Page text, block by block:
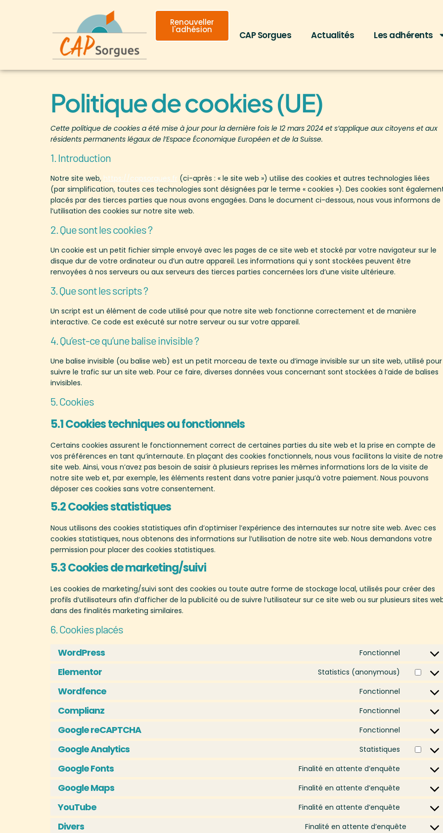
Renouveller
l'adhésion CAP Sorgues Actualités Les adhérents
Politique de cookies (UE)
Cette politique de cookies a été mise à jour pour la dernière fois le 12 mars 2024 et s’applique aux citoyens et aux
résidents permanents légaux de l’Espace Économique Européen et de la Suisse.
1. Introduction
Notre site web, https://capsorgues.fr (ci-après : « le site web ») utilise des cookies et autres technologies liées
(par simplification, toutes ces technologies sont désignées par le terme « cookies »). Des cookies sont
placés par des tierces parties que nous avons engagées. Dans le document ci-dessous, nous vous informons de
l’utilisation des cookies sur notre site web.
2. Que sont les cookies ?
Un cookie est un petit fichier simple envoyé avec les pages de ce site web et stocké par votre navigateur sur le
disque dur de votre ordinateur ou d’un autre appareil. Les informations qui y sont stockées peuvent être
renvoyées à nos serveurs ou aux serveurs des tierces parties concernées lors d’une visite ultérieure.
3. Que sont les scripts ?
Un script est un élément de code utilisé pour que notre site web fonctionne correctement et de manière
interactive. Ce code est exécuté sur notre serveur ou sur votre appareil.
4. Qu’est-ce qu’une balise invisible ?
Une balise invisible (ou balise web) est un petit morceau de texte ou d’image invisible sur un site web, utilisé pour
suivre le trafic sur un site web. Pour ce faire, diverses données vous concernant sont stockées à l’aide de balises
invisibles.
5. Cookies
5.1 Cookies techniques ou fonctionnels
Certains cookies assurent le fonctionnement correct de certaines parties du site web et la prise en compte de
vos préférences en tant qu’internaute. En plaçant des cookies fonctionnels, nous vous facilitons la visite de notre
site web. Ainsi, vous n’avez pas besoin de saisir à plusieurs reprises les mêmes informations lors de la visite de
notre site web et, par exemple, les éléments restent dans votre panier jusqu’à votre paiement. Nous pouvons
déposer ces cookies sans votre consentement.
5.2 Cookies statistiques
Nous utilisons des cookies statistiques afin d’optimiser l’expérience des internautes sur notre site web. Avec ces
cookies statistiques, nous obtenons des informations sur l’utilisation de notre site web. Nous demandons votre
permission pour placer des cookies statistiques.
5.3 Cookies de marketing/suivi
Les cookies de marketing/suivi sont des cookies ou toute autre forme de stockage local, utilisés pour créer des
profils d’utilisateurs afin d’afficher de la publicité ou de suivre l’utilisateur sur ce site web ou sur plusieurs sites
dans des finalités marketing similaires.
6. Cookies placés
WordPress Fonctionnel
Elementor Statistics (anonymous)
Wordfence Fonctionnel
Complianz Fonctionnel
Google reCAPTCHA Fonctionnel
Google Analytics Statistiques
Google Fonts Finalité en attente d’enquête
Google Maps Finalité en attente d’enquête
YouTube Finalité en attente d’enquête
Divers Finalité en attente d’enquête